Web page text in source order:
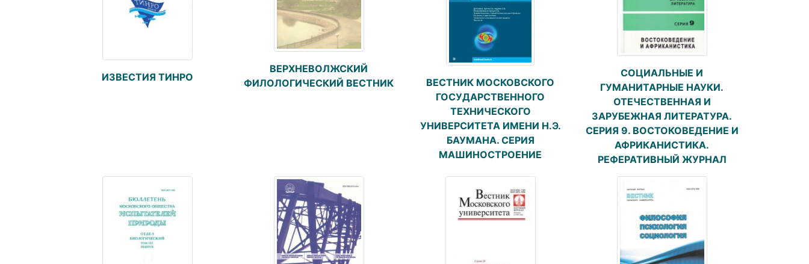
ИЗВЕСТИЯ ТИНРО
ВЕРХНЕВОЛЖСКИЙ
ФИЛОЛОГИЧЕСКИЙ ВЕСТНИК
ВЕСТНИК МОСКОВСКОГО
ГОСУДАРСТВЕННОГО
ТЕХНИЧЕСКОГО
УНИВЕРСИТЕТА ИМЕНИ Н.Э.
БАУМАНА. СЕРИЯ
МАШИНОСТРОЕНИЕ
СОЦИАЛЬНЫЕ И
ГУМАНИТАРНЫЕ НАУКИ.
ОТЕЧЕСТВЕННАЯ И
ЗАРУБЕЖНАЯ ЛИТЕРАТУРА.
СЕРИЯ 9. ВОСТОКОВЕДЕНИЕ И
АФРИКАНИСТИКА.
РЕФЕРАТИВНЫЙ ЖУРНАЛ